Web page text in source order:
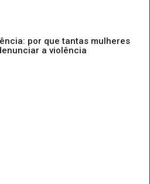
por que tantas mulheres
a violência